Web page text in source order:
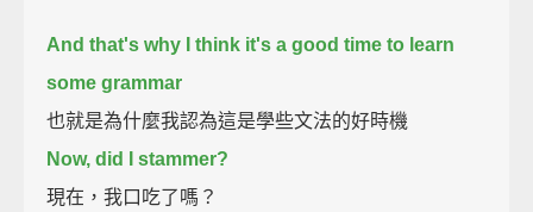
And that's why I think it's a good time to learn
some grammar
也就是為什麼我認為這是學些文法的好時機
Now, did I stammer?
現在，我口吃了嗎？